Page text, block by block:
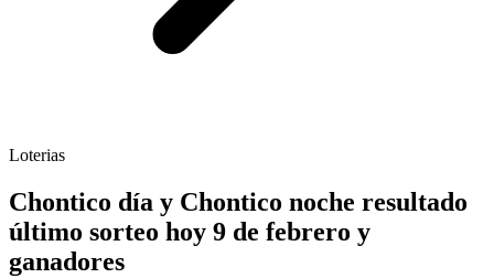
Loterias
Chontico día y Chontico noche resultado
último sorteo hoy 9 de febrero y
ganadores